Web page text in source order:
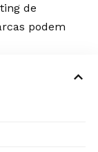
de
podem